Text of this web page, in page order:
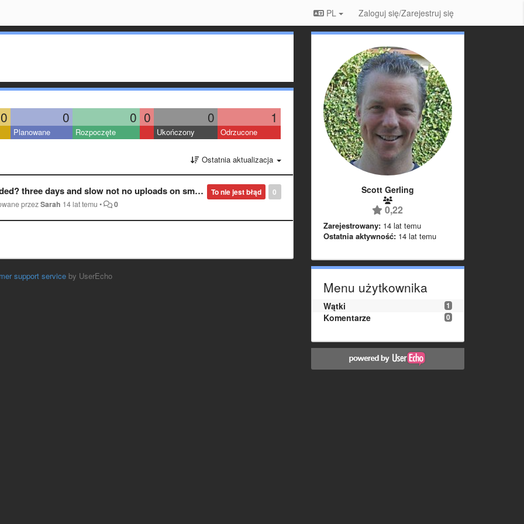
PL Zaloguj się/Zarejestruj się
0 0 0 0 0 1
Planowane Rozpoczęte Ukończony Odrzucone
Ostatnia aktualizacja
0
To nie jest błąd
days and slow not no uploads on small .pngs?
przezSarah 14 lat temu • 0
support serviceby UserEcho
Scott Gerling
0,22
Zarejestrowany: 14 lat temu
Ostatnia aktywność: 14 lat temu
Menu użytkownika
1
Wątki
0
Komentarze